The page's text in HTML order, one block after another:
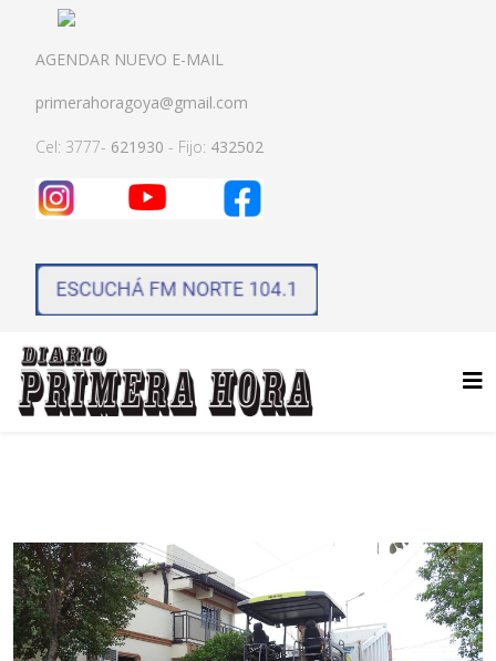
AGENDAR NUEVO E-MAIL
primerahoragoya@gmail.com
Cel: 3777- 621930 - Fijo: 432502